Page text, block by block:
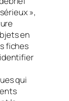
»,
en
fiches
qui